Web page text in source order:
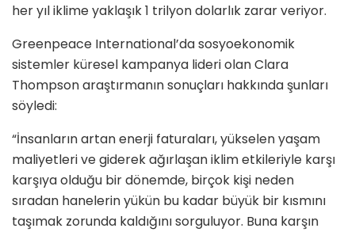
her yıl iklime yaklaşık 1 trilyon dolarlık zarar veriyor.
Greenpeace International’da sosyoekonomik
sistemler küresel kampanya lideri olan Clara
Thompson araştırmanın sonuçları hakkında şunları
söyledi:
“İnsanların artan enerji faturaları, yükselen yaşam
maliyetleri ve giderek ağırlaşan iklim etkileriyle karşı
karşıya olduğu bir dönemde, birçok kişi neden
sıradan hanelerin yükün bu kadar büyük bir kısmını
taşımak zorunda kaldığını sorguluyor. Buna karşın